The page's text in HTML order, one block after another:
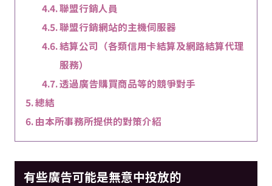
聯盟行銷人員
聯盟行銷網站的主機伺服器
結算公司（各類信用卡結算及網路結算代理
服務）
透過廣告購買商品等的競爭對手
總結
由本所事務所提供的對策介紹
有些廣告可能是無意中投放的